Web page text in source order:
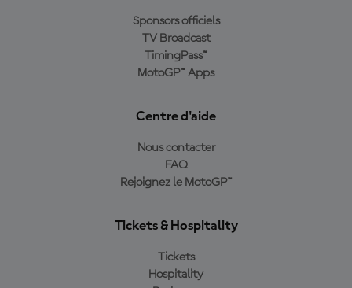
Sponsors officiels
TV Broadcast
TimingPass™
MotoGP™ Apps
Centre d'aide
Nous contacter
FAQ
Rejoignez le MotoGP™
Tickets & Hospitality
Tickets
Hospitality